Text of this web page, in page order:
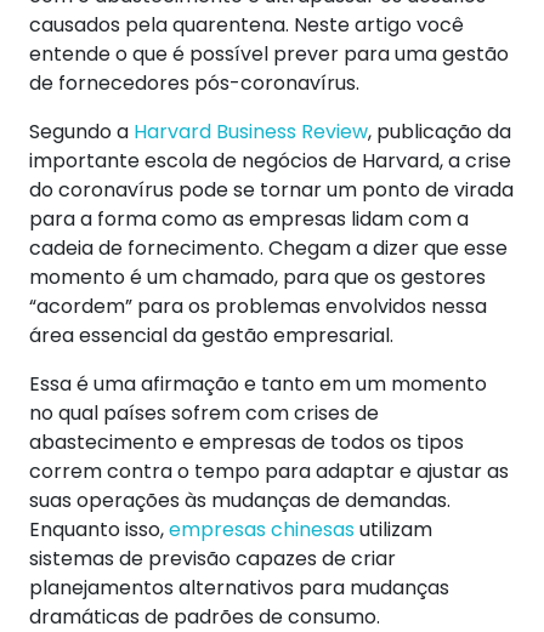
causados pela quarentena. Neste artigo você
entende o que é possível prever para uma gestão
de fornecedores pós-coronavírus.
Segundo a Harvard Business Review, publicação da
importante escola de negócios de Harvard, a crise
do coronavírus pode se tornar um ponto de virada
para a forma como as empresas lidam com a
cadeia de fornecimento. Chegam a dizer que esse
momento é um chamado, para que os gestores
“acordem” para os problemas envolvidos nessa
área essencial da gestão empresarial.
Essa é uma afirmação e tanto em um momento
no qual países sofrem com crises de
abastecimento e empresas de todos os tipos
correm contra o tempo para adaptar e ajustar as
suas operações às mudanças de demandas.
Enquanto isso,empresas chinesasutilizam
sistemas de previsão capazes de criar
planejamentos alternativos para mudanças
dramáticas de padrões de consumo.